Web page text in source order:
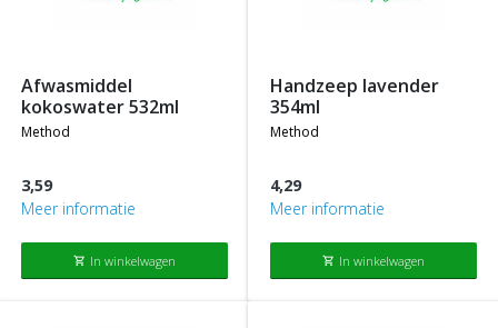
afwasmiddel
kokoswater 532ml
method
3,59
Meer informatie
shopping_cart In winkelwagen
handzeep lavender
354ml
method
4,29
Meer informatie
shopping_cart In winkelwagen